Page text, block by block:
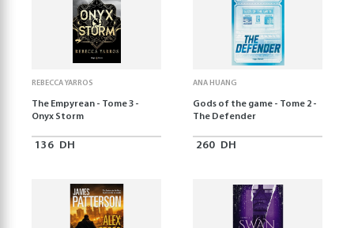
REBECCA YARROS
The Empyrean - Tome 3 -
Onyx Storm
136 DH
ANA HUANG
Gods of the game - Tome 2 -
The Defender
260 DH